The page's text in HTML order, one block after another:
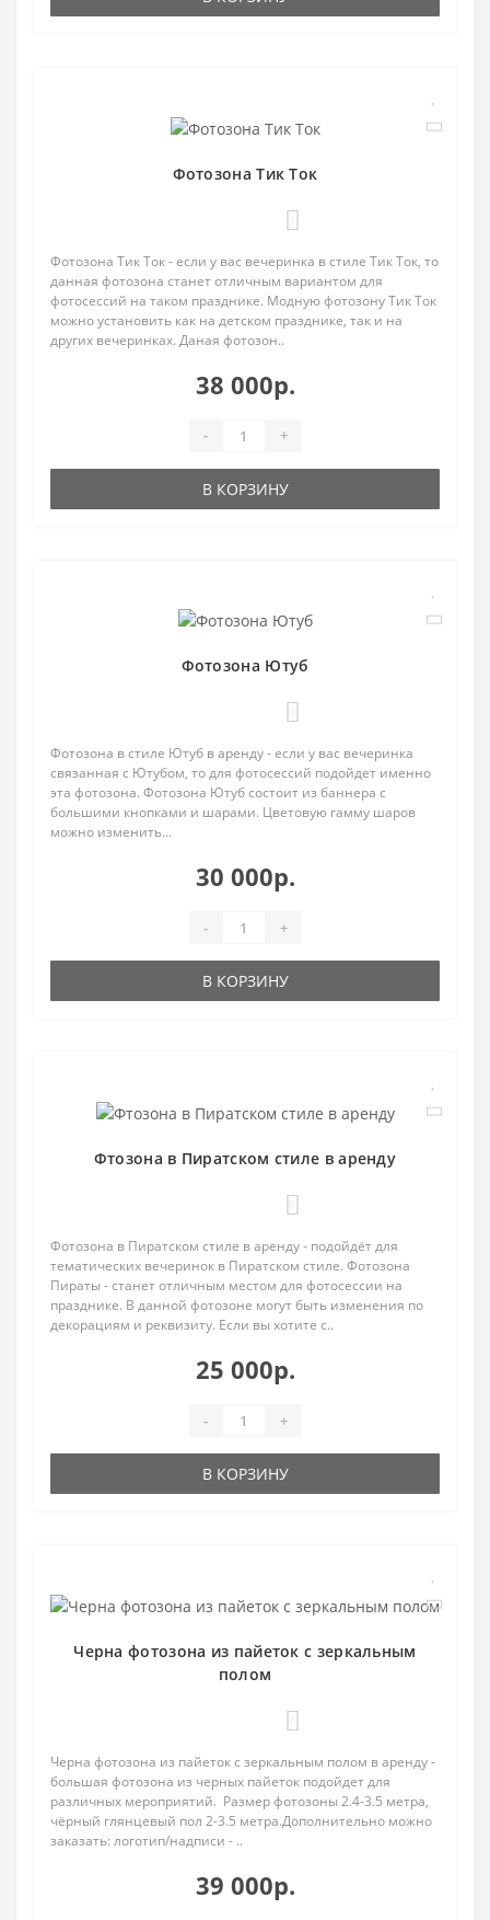
Фотозона Тик Ток
Фотозона Тик Ток - если у вас вечеринка в стиле Тик Ток, то
данная фотозона станет отличным вариантом для
фотосессий на таком празднике. Модную фотозону Тик Ток
можно установить как на детском празднике, так и на
других вечеринках. Даная фотозон..
38 000р.
- +
В КОРЗИНУ
Фотозона Ютуб
Фотозона в стиле Ютуб в аренду - если у вас вечеринка
связанная с Ютубом, то для фотосессий подойдет именно
эта фотозона. Фотозона Ютуб состоит из баннера с
большими кнопками и шарами. Цветовую гамму шаров
можно изменить...
30 000р.
- +
В КОРЗИНУ
Фтозона в Пиратском стиле в аренду
Фотозона в Пиратском стиле в аренду - подойдёт для
тематических вечеринок в Пиратском стиле. Фотозона
Пираты - станет отличным местом для фотосессии на
празднике. В данной фотозоне могут быть изменения по
декорациям и реквизиту. Если вы хотите с..
25 000р.
- +
В КОРЗИНУ
Черна фотозона из пайеток с зеркальным
полом
Черна фотозона из пайеток с зеркальным полом в аренду -
большая фотозона из черных пайеток подойдет для
различных мероприятий. Размер фотозоны 2.4-3.5 метра,
чёрный глянцевый пол 2-3.5 метра.Дополнительно можно
заказать: логотип/надписи - ..
39 000р.